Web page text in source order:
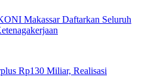
Makassar Daftarkan Seluruh
Rp130 Miliar, Realisasi